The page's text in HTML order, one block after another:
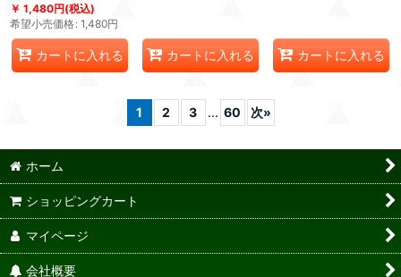
1,480円(税込)
希望小売価格: 1,480円
カートに入れる カートに入れる カートに入れる
1 2 3 ... 60 次»
ホーム
ショッピングカート
マイページ
会社概要